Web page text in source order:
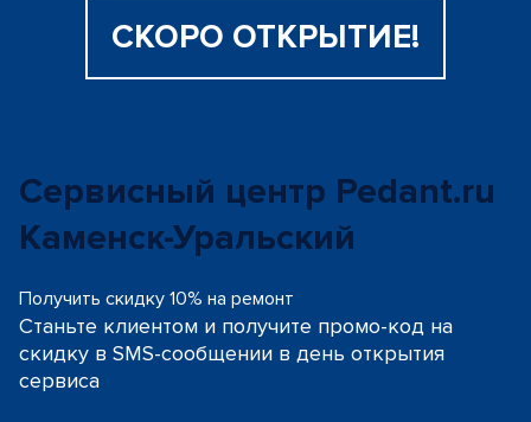
СКОРО ОТКРЫТИЕ!
Сервисный центр Pedant.ru
Каменск-Уральский
Получить скидку 10% на ремонт
Станьте клиентом и получите промо-код на
скидку в SMS-сообщении в день открытия
сервиса